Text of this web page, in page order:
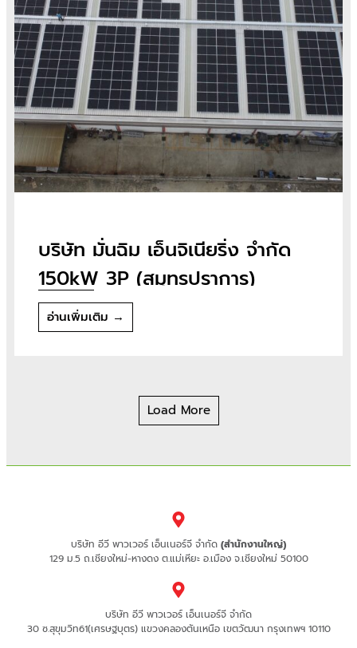
บริษัท มั่นฉิม เอ็นจิเนียริ่ง จำกัด
150kW 3P (สมุทรปราการ)
อ่านเพิ่มเติม →
Load More
บริษัท อีวี พาวเวอร์ เอ็นเนอร์จี จำกัด (สำนักงานใหญ่)
129 ม.5 ถ.เชียงใหม่-หางดง ต.แม่เหียะ อ.เมือง จ.เชียงใหม่ 50100
บริษัท อีวี พาวเวอร์ เอ็นเนอร์จี จำกัด
30 ซ.สุขุมวิท61(เศรษฐบุตร) แขวงคลองตันเหนือ เขตวัฒนา กรุงเทพฯ 10110